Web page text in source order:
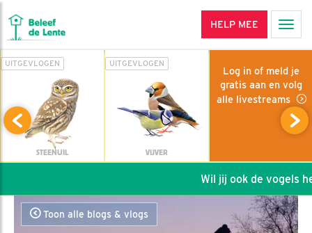
HELP MEE
UITGEVLOGEN
STEENUIL
UITGEVLOGEN
VIJVER
Log in of meld je
gratis aan en volg
alle livestreams
Wil jij ook de vogels
Toon alle blogs & vlogs